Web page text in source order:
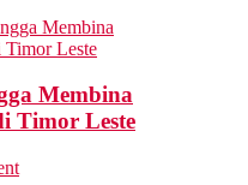
Membina
Timor Leste